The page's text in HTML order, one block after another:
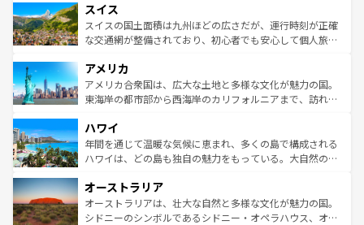
れる地方に足を運ぶとそれぞれで全く異なる文化を体験で
きるだろう。 なお、新着のフランス情報はコンテンツ一覧
を参照してほしい。
は、お酒好きな人にはぜひ体験してほしい。 なお、新着の
ドイツ情報はコンテンツ一覧を参照してほしい。
リアごとに異なる魅力がある。また、優雅なアフタヌーン
ティー、ビール好きにはたまらない英国パブ、サッカー観
戦など、本場だからこそできる体験も豊富。イギリスを旅
ンツ一覧を参照してほしい。
スイス
スイスの国土面積は九州ほどの広さだが、運行時刻が正確
な交通網が整備されており、初心者でも安心して個人旅行
の建物がそのまま残る町や、スイスならではのユニークな
博物館もあり、アルプス観光だけでなく町歩きも満喫する
ことができる。国民の所得が高いため物価も高いが、旅行
ば市内交通費無料で観光を楽しむこともできる。 なお、新
着のスイス情報はコンテンツ一覧 を参照してほしい。
アメリカ
アメリカ合衆国は、広大な土地と多様な文化が魅力の国。
東海岸の都市部から西海岸のカリフォルニアまで、訪れる
のような巨大都市は、観光、ショッピング、エンターテイ
ンメントが詰まった刺激的なスポットだ。一方、アメリカ
西部には大自然が広がり、グランドキャニオンやイエロー
部のニューオーリンズでは、音楽と美食が融合した独特の
文化が魅力。旅行者はアメリカの各地域で異なる魅力を楽
しみながら、その多様性と豊かな歴史を感じることができ
ハワイ
年間を通じて温暖な気候に恵まれ、多くの島で構成される
ハワイは、どの島も独自の魅力をもっている。大自然の神
ワイ島は見逃せない。また、定番の観光地といえばオアフ
島だが、静かな自然を求めるならマウイ島やカウアイ島が
おすすめ。エメラルドグリーンに輝く海をはじめ、豊かな
オーストラリア
オーストラリアは、壮大な自然と多様な文化が魅力の国。
シドニーのシンボルであるシドニー・オペラハウス、オー